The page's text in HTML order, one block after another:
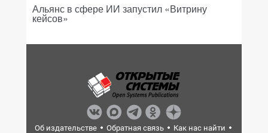
Альянс в сфере ИИ запустил «Витрину
кейсов»
Об издательстве Обратная связь
Как нас найти